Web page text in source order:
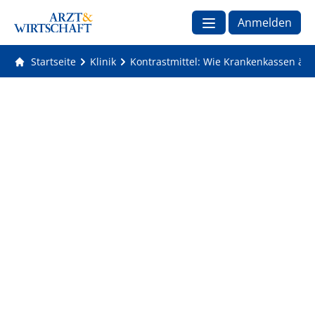
Anmelden
Startseite Klinik Kontrastmittel: Wie Krankenkassen